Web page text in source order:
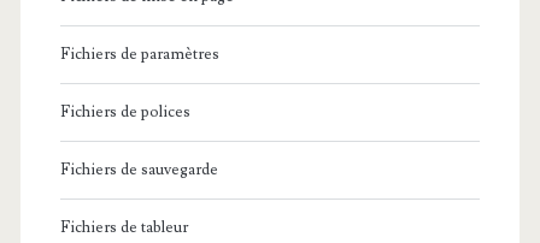
Fichiers de paramètres
Fichiers de polices
Fichiers de sauvegarde
Fichiers de tableur